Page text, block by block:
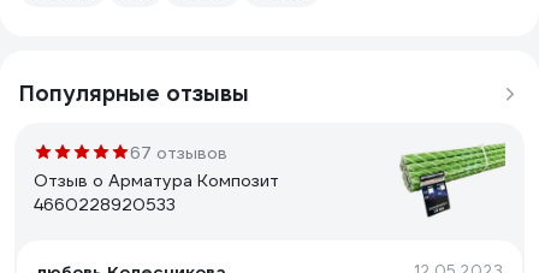
Популярные отзывы
67 отзывов
Отзыв о Арматура Композит
4660228920533